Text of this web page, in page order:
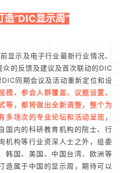
造“DIC显示周”
显示及电子行业最新行业情况、
的反馈及建议及首次联动的DIC
同期会议及活动重新定位和设
模、参会人群覆盖、议题设置、
等，都将做出全新调整，整个为
多场次的专业论坛和活动呈现 ，
国内的科研教育机构的院士、行
机构等行业资深人士之外，组委
韩国、美国、中国台湾、欧洲等
造属于中国的显示周，期待可以